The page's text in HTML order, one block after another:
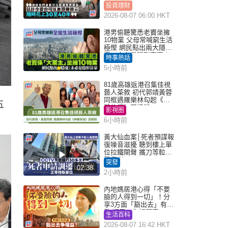
投資理財
2026-08-07 06:00 HKT
港男偷聽驚悉老竇坐擁
10物業 父母常喊窮生活
極慳 網民點出兩大隱
憂：未必是隱形富豪｜
Juicy叮
時事熱話
5小時前
81歲高雄返港召集佳視
藝人茶敘 初代郭靖黃蓉
同框遇羅樂林勾起《神
鵰俠侶》回憶殺
影視圈
6小時前
02:38
黃大仙血案│死者預謀報
復噪音滋擾 聽到樓上單
位拉鐵閘聲 攜刀等𨋢伏
擊傷者
突發
2小時前
內地媽居港心得「不要
臉的人得到一切」！分
享3方面「豁出去」有著
數 網民：你好厲害
生活百科
2026-08-07 16:42 HKT